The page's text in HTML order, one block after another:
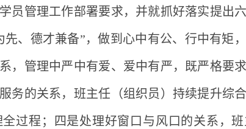
员管理工作部署要求，并就抓好落实提出
先、德才兼备”，做到心中有公、行中有矩
，管理中严中有爱、爱中有严，既严格要
务的关系，班主任（组织员）持续提升综
过程；四是处理好窗口与风口的关系，